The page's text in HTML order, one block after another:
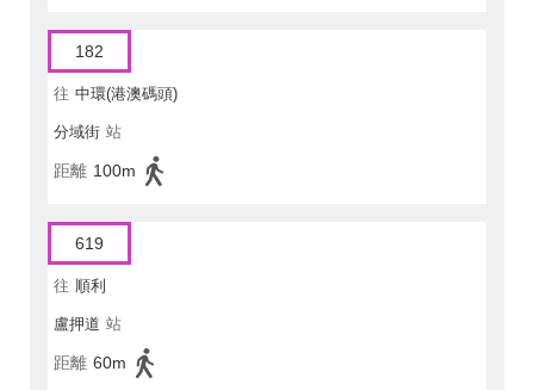
182
往 中環(港澳碼頭)
分域街 站
距離 100m
619
往 順利
盧押道 站
距離 60m